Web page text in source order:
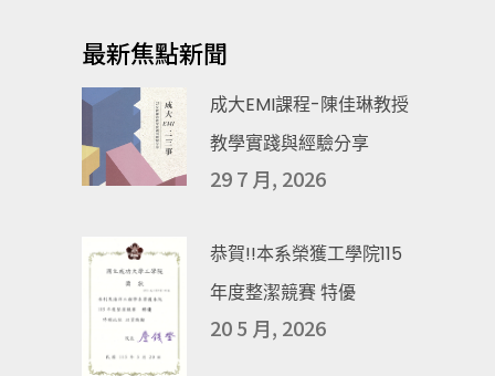
最新焦點新聞
成大EMI課程-陳佳琳教授
教學實踐與經驗分享
29 7 月, 2026
恭賀!!本系榮獲工學院115
年度整潔競賽 特優
20 5 月, 2026